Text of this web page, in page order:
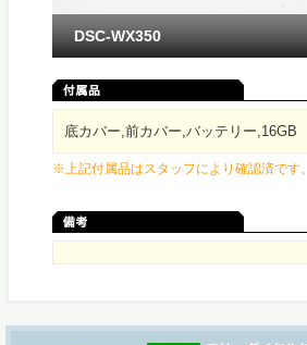
DSC-WX350
底カバー,前カバー,バッテリー,16GB
※上記付属品はスタッフにより確認済です。